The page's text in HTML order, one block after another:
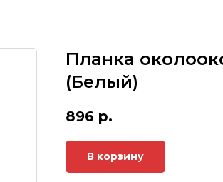
Планка
(Белый)
896 р.
В корзину